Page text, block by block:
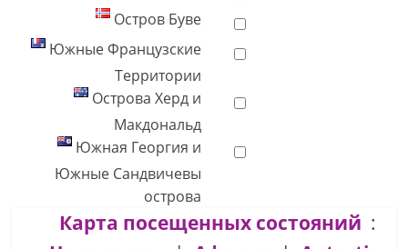
Остров Буве
Южные Французские
Территории
Острова Херд и
Макдональд
Южная Георгия и
Южные Сандвичевы
острова
Карта посещенных состояний :